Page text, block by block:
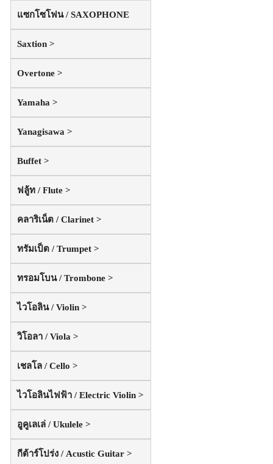
แซกโซโฟน / SAXOPHONE
Saxtion >
Overtone >
Yamaha >
Yanagisawa >
Buffet >
ฟลู้ท / Flute >
คลาริเน็ต / Clarinet >
ทรัมเป็ต / Trumpet >
ทรอมโบน / Trombone >
ไวโอลิน / Violin >
วิโอลา / Viola >
เชลโล / Cello >
ไวโอลินไฟฟ้า / Electric Violin >
อูคูเลเล่ / Ukulele >
กีต้าร์โปร่ง / Acustic Guitar >